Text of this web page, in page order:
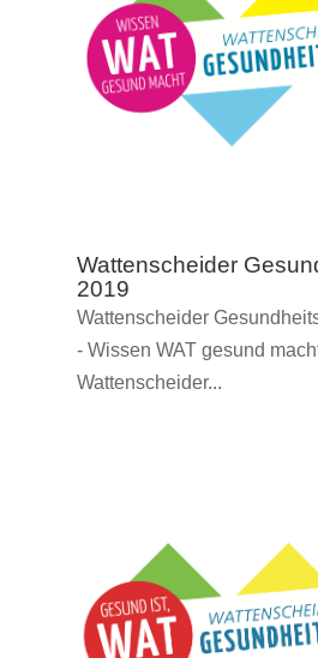
Wattenscheider
2019
Wattenscheider
- Wissen WAT gesund
Wattenscheider...